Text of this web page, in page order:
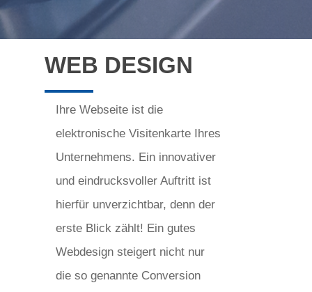
WEB DESIGN
Ihre Webseite ist die
elektronische Visitenkarte Ihres
Unternehmens. Ein innovativer
und eindrucksvoller Auftritt ist
hierfür unverzichtbar, denn der
erste Blick zählt! Ein gutes
Webdesign steigert nicht nur
die so genannte Conversion